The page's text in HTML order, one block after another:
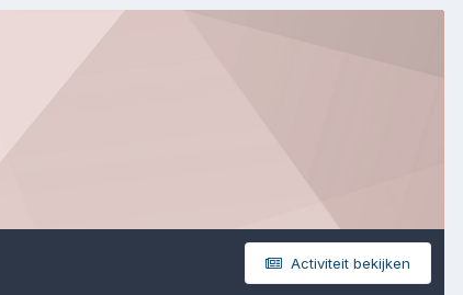
Activiteit bekijken